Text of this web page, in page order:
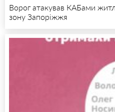
Ворог атакував КАБами
зону Запоріжжя